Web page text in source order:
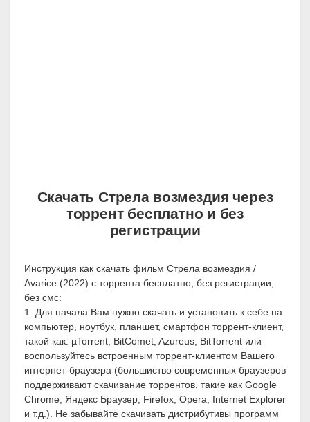
Скачать Стрела возмездия через
торрент бесплатно и без
регистрации
Инструкция как скачать фильм Стрела возмездия /
Avarice (2022) с торрента бесплатно, без регистрации,
без смс:
1. Для начала Вам нужно скачать и установить к себе на
компьютер, ноутбук, планшет, смартфон торрент-клиент,
такой как: µTorrent, BitComet, Azureus, BitTorrent или
воспользуйтесь встроенным торрент-клиентом Вашего
интернет-браузера (большиство современных браузеров
поддерживают скачивание торрентов, такие как Google
Chrome, Яндекс Браузер, Firefox, Opera, Internet Explorer
и т.д.). Не забывайте скачивать дистрибутивы программ